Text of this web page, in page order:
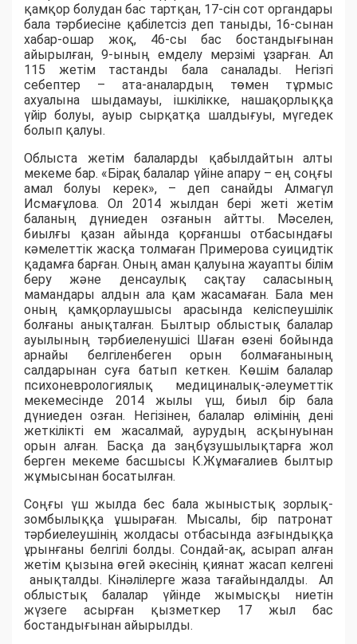
қамқор болудан бас тартқан, 17-сін сот органдары
бала тәрбиесіне қабілетсіз деп таныды, 16-сынан
хабар-ошар жоқ, 46-сы бас бостандығынан
айырылған, 9-ының емделу мерзімі ұзарған. Ал
115 жетім тастанды бала саналады. Негізгі
себептер – ата-аналардың төмен тұрмыс
ахуалына шыдамауы, ішкілікке, нашақорлыққа
үйір болуы, ауыр сырқатқа шалдығуы, мүгедек
болып қалуы.
Облыста жетім балаларды қабылдайтын алты
мекеме бар. «Бірақ балалар үйіне апару – ең соңғы
амал болуы керек», – деп санайды Алмагүл
Исмағұлова. Ол 2014 жылдан бері жеті жетім
баланың дүниеден озғанын айтты. Мәселен,
биылғы қазан айында қорғаншы отбасындағы
кәмелеттік жасқа толмаған Примерова суицидтік
қадамға барған. Оның аман қалуына жауапты білім
беру және денсаулық сақтау саласының
мамандары алдын ала қам жасамаған. Бала мен
оның қамқорлаушысы арасында келіспеушілік
болғаны анықталған. Былтыр облыстық балалар
ауылының тәрбиеленушісі Шаған өзені бойында
арнайы белгіленбеген орын болмағанының
салдарынан суға батып кеткен. Көшім балалар
психоневрологиялық медициналық-әлеуметтік
мекемесінде 2014 жылы үш, биыл бір бала
дүниеден озған. Негізінен, балалар өлімінің дені
жеткілікті ем жасалмай, аурудың асқынуынан
орын алған. Басқа да заңбұзушылықтарға жол
берген мекеме басшысы К.Жұмағалиев былтыр
жұмысынан босатылған.
Соңғы үш жылда бес бала жыныстық зорлық-
зомбылыққа ұшыраған. Мысалы, бір патронат
тәрбиелеушінің жолдасы отбасында азғындыққа
ұрынғаны белгілі болды. Сондай-ақ, асырап алған
жетім қызына өгей әкесінің қиянат жасап келгені
анықталды. Кінәлілерге жаза тағайындалды. Ал
облыстық балалар үйінде жымысқы ниетін
жүзеге асырған қызметкер 17 жыл бас
бостандығынан айырылды.